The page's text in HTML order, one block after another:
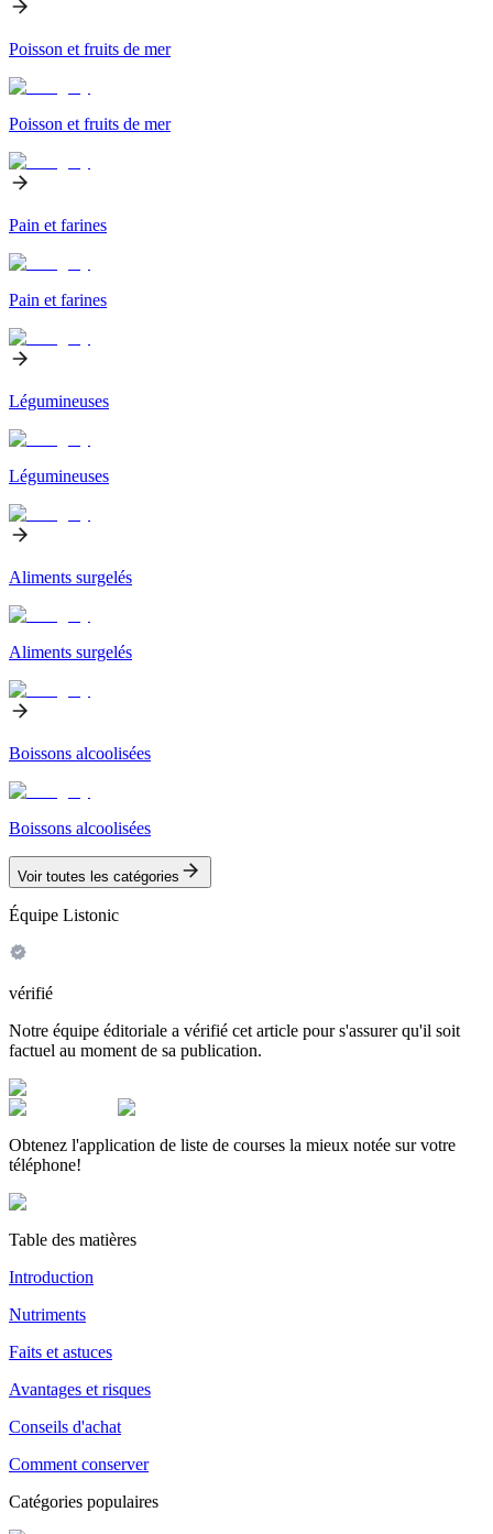
Poisson et fruits de mer
Poisson et fruits de mer
Pain et farines
Pain et farines
Légumineuses
Légumineuses
Aliments surgelés
Aliments surgelés
Boissons alcoolisées
Boissons alcoolisées
Voir toutes les catégories
Équipe Listonic
vérifié
Notre équipe éditoriale a vérifié cet article pour s'assurer qu'il soit
factuel au moment de sa publication.
Obtenez l'application de liste de courses la mieux notée sur votre
téléphone!
Table des matières
Introduction
Nutriments
Faits et astuces
Avantages et risques
Conseils d'achat
Comment conserver
Catégories populaires